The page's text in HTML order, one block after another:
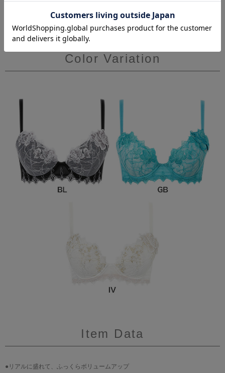
Color Variation
Item Data
●リアルに盛れて、ふっくらボリュームアップ